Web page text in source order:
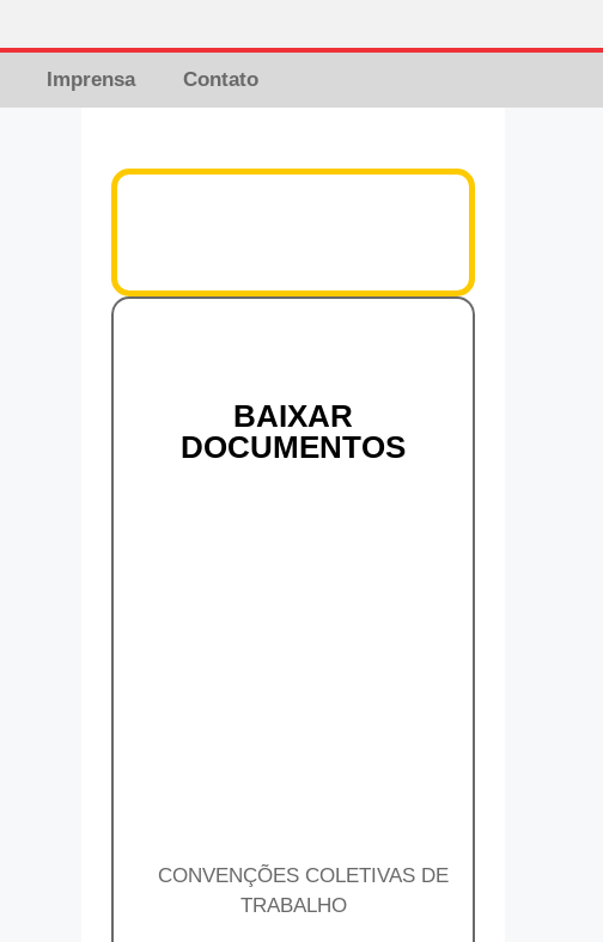
Imprensa Contato
BAIXAR
DOCUMENTOS
CONVENÇÕES COLETIVAS DE
TRABALHO